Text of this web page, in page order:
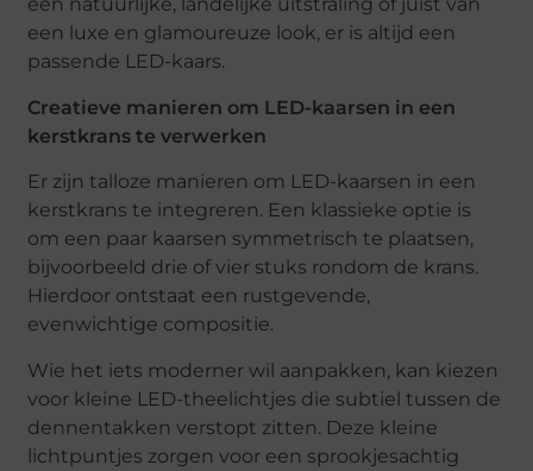
een natuurlijke, landelijke uitstraling of juist van
een luxe en glamoureuze look, er is altijd een
passende LED-kaars.
Creatieve manieren om LED-kaarsen in een
kerstkrans te verwerken
Er zijn talloze manieren om LED-kaarsen in een
kerstkrans te integreren. Een klassieke optie is
om een paar kaarsen symmetrisch te plaatsen,
bijvoorbeeld drie of vier stuks rondom de krans.
Hierdoor ontstaat een rustgevende,
evenwichtige compositie.
Wie het iets moderner wil aanpakken, kan kiezen
voor kleine LED-theelichtjes die subtiel tussen de
dennentakken verstopt zitten. Deze kleine
lichtpuntjes zorgen voor een sprookjesachtig